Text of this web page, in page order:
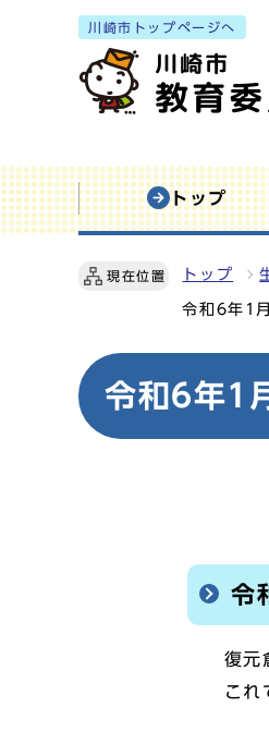
川崎市トップページへ
トップ
現在位置 トップ
令和6年1
令和6年1
令
復元
これ